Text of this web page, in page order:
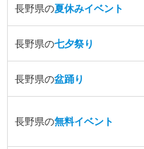
長野県の夏休みイベント
長野県の七夕祭り
長野県の盆踊り
長野県の無料イベント